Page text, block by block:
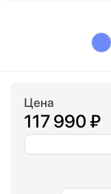
Цена
117 990 ₽